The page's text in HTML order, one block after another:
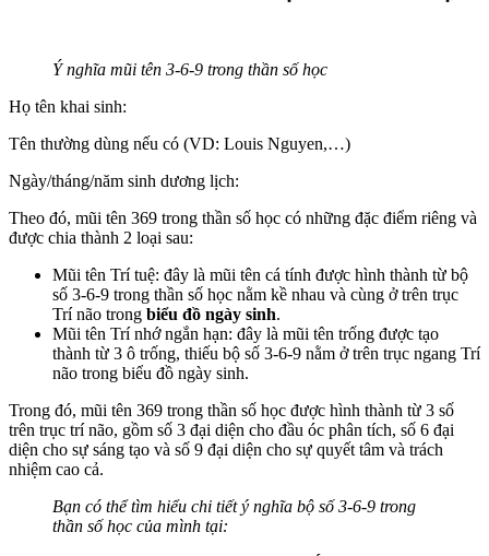
Ý nghĩa mũi tên 3-6-9 trong thần số học
Họ tên khai sinh:
Tên thường dùng nếu có (VD: Louis Nguyen,…)
Ngày/tháng/năm sinh dương lịch:
Theo đó, mũi tên 369 trong thần số học có những đặc điểm riêng và
được chia thành 2 loại sau:
Mũi tên Trí tuệ: đây là mũi tên cá tính được hình thành từ bộ
số 3-6-9 trong thần số học nằm kề nhau và cùng ở trên trục
Trí não trong biểu đồ ngày sinh.
Mũi tên Trí nhớ ngắn hạn: đây là mũi tên trống được tạo
thành từ 3 ô trống, thiếu bộ số 3-6-9 nằm ở trên trục ngang Trí
não trong biểu đồ ngày sinh.
Trong đó, mũi tên 369 trong thần số học được hình thành từ 3 số
trên trục trí não, gồm số 3 đại diện cho đầu óc phân tích, số 6 đại
diện cho sự sáng tạo và số 9 đại diện cho sự quyết tâm và trách
nhiệm cao cả.
Bạn có thể tìm hiểu chi tiết ý nghĩa bộ số 3-6-9 trong
thần số học của mình tại: